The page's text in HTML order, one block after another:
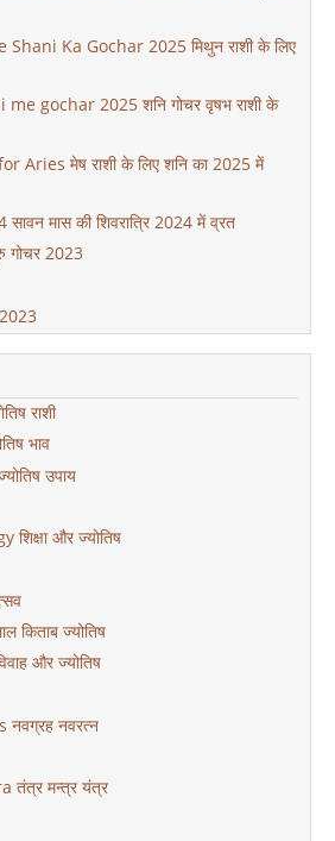
Ka Gochar 2025 मिथुन राशी के लिए
gochar 2025 शनि गोचर वृषभ राशी के
मेष राशी के लिए शनि का 2025 में
मास की शिवरात्रि 2024 में व्रत
2023
राशी
भाव
उपाय
और ज्योतिष
किताब ज्योतिष
और ज्योतिष
नवरत्न
मन्त्र यंत्र